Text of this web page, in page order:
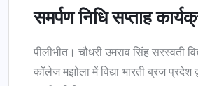
समर्पण निधि सप्ताह
पीलीभीत। चौधरी उमराव सिंह सरस्वती
कॉलेज मझोला में विद्या भारती ब्रज प्रदेश